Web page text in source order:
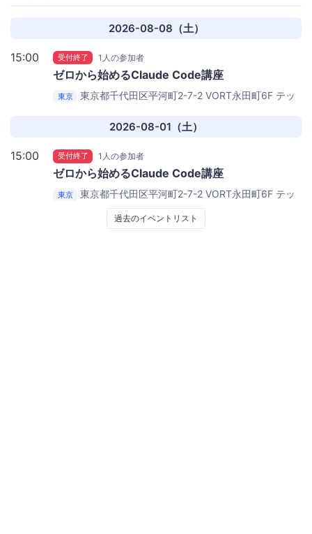
2026-08-08（土）
15:00 受付終了 1人の参加者
ゼロから始めるClaude Code講座
東京 東京都千代田区平河町2-7-2 VORT永田町6F テッ
2026-08-01（土）
15:00 受付終了 1人の参加者
ゼロから始めるClaude Code講座
東京 東京都千代田区平河町2-7-2 VORT永田町6F テッ
クジム東京本校
過去のイベントリスト